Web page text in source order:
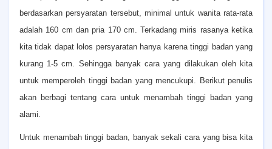
berdasarkan persyaratan tersebut, minimal untuk wanita rata-rata
adalah 160 cm dan pria 170 cm. Terkadang miris rasanya ketika
kita tidak dapat lolos persyaratan hanya karena tinggi badan yang
kurang 1-5 cm. Sehingga banyak cara yang dilakukan oleh kita
untuk memperoleh tinggi badan yang mencukupi. Berikut penulis
akan berbagi tentang cara untuk menambah tinggi badan yang
alami.
Untuk menambah tinggi badan, banyak sekali cara yang bisa kita